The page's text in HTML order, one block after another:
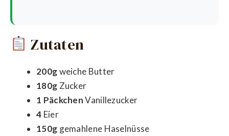
Zutaten
200gweiche Butter
180g Zucker
1 PäckchenVanillezucker
4 Eier
150g gemahlene Haselnüsse